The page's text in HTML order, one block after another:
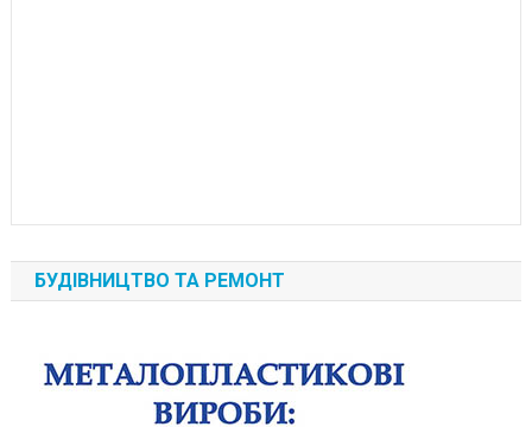
БУДІВНИЦТВО ТА РЕМОНТ